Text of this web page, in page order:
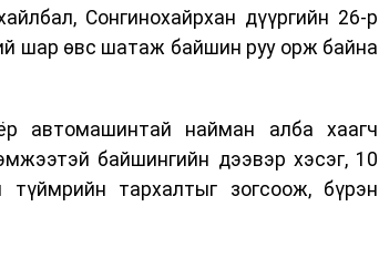
Сонгинохайрхан дүүргийн 26-р
шар өвс шатаж байшин руу орж байна
автомашинтай найман алба хаагч
байшингийн дээвэр хэсэг, 10
тархалтыг зогсоож, бүрэн